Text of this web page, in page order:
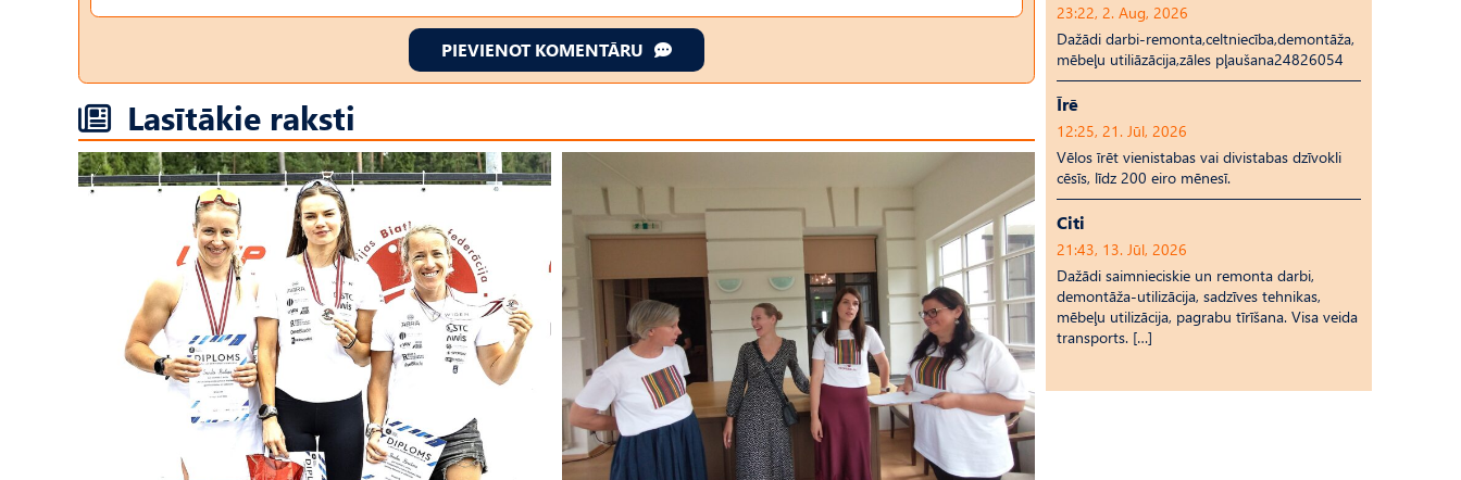
PIEVIENOT KOMENTĀRU
Lasītākie raksti
23:22, 2. Aug, 2026
Dažādi darbi-remonta,celtniecība,demontāža,
mēbeļu utiliāzācija,zāles pļaušana24826054
Īrē
12:25, 21. Jūl, 2026
Vēlos īrēt vienistabas vai divistabas dzīvokli
cēsīs, līdz 200 eiro mēnesī.
Citi
21:43, 13. Jūl, 2026
Dažādi saimnieciskie un remonta darbi,
demontāža-utilizācija, sadzīves tehnikas,
mēbeļu utilizācija, pagrabu tīrīšana. Visa veida
transports. […]